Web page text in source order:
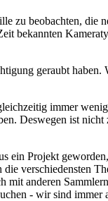
zu beobachten,
bekannten
geraubt
immer
Deswegen ist
ein Projekt
verschiedensten
anderen
- wir sind immer